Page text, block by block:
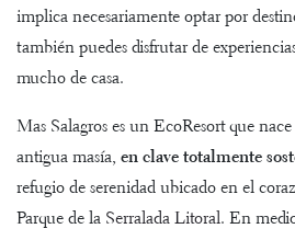
implica necesariamente optar por
también puedes disfrutar de
mucho de casa.
Mas Salagros es un EcoResort que
antigua masía, en clave totalmente
refugio de serenidad ubicado en el
Parque de la Serralada Litoral. En